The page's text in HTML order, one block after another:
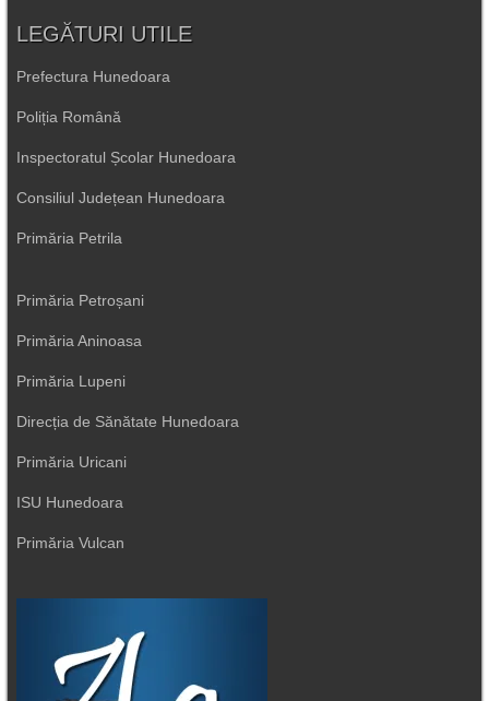
LEGĂTURI UTILE
Prefectura Hunedoara
Poliția Română
Inspectoratul Școlar Hunedoara
Consiliul Județean Hunedoara
Primăria Petrila
Primăria Petroșani
Primăria Aninoasa
Primăria Lupeni
Direcția de Sănătate Hunedoara
Primăria Uricani
ISU Hunedoara
Primăria Vulcan